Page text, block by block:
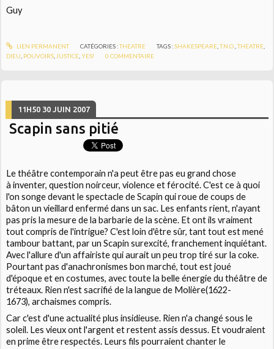
Guy
LIEN PERMANENT CATÉGORIES :THEATRE TAGS :SHAKESPEARE ,T.N.O. ,THEATRE
DIEU POUVOIRS JUSTICE ,YES! 0 COMMENTAIRE
11H50 30 JUIN 2007
Scapin sans pitié
Le théâtre contemporain n'a peut être pas eu grand chose
à inventer, question noirceur, violence et férocité. C'est ce à quoi
l'on songe devant le spectacle deScapin qui roue de coups de
bâton un vieillard enfermé dans un sac. Les enfants rient, n'ayant
pas pris la mesure de la barbarie de la scène. Et ont ils vraiment
tout compris de l'intrigue? C'est loin d'être sûr, tant tout est mené
tambour battant, par un Scapin surexcité, franchement inquiétant.
Avec l'allure d'un affairiste qui aurait un peu trop tiré sur la coke.
Pourtant pas d'anachronismes bon marché, tout est joué
d'époque et en costumes, avec toute la belle énergie du théâtre de
tréteaux. Rien n'est sacrifié de la langue de Molière(1622-
1673), archaismes compris.
Car c'est d'une actualité plus insidieuse. Rien n'a changé sous le
soleil. Les vieux ont l'argent et restent assis dessus. Et voudraient
en prime être respectés. Leurs fils pourraient chanter le